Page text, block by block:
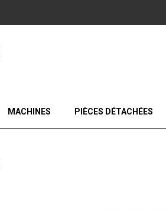
MACHINES PIÈCES DÉTACHÉES